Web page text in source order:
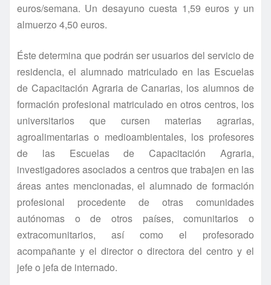
euros/semana. Un desayuno cuesta 1,59 euros y un
almuerzo 4,50 euros.
Éste determina que podrán ser usuarios del servicio de
residencia, el alumnado matriculado en las Escuelas
de Capacitación Agraria de Canarias, los alumnos de
formación profesional matriculado en otros centros, los
universitarios que cursen materias agrarias,
agroalimentarias o medioambientales, los profesores
de las Escuelas de Capacitación Agraria,
investigadores asociados a centros que trabajen en las
áreas antes mencionadas, el alumnado de formación
profesional procedente de otras comunidades
autónomas o de otros países, comunitarios o
extracomunitarios, así como el profesorado
acompañante y el director o directora del centro y el
jefe o jefa de internado.